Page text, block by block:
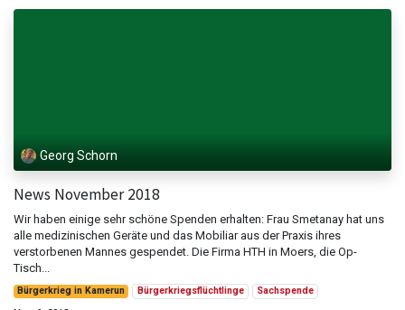
Georg Schorn
News November 2018
Wir haben einige sehr schöne Spenden erhalten: Frau Smetanay hat uns
alle medizinischen Geräte und das Mobiliar aus der Praxis ihres
verstorbenen Mannes gespendet. Die Firma HTH in Moers, die Op-
Tisch...
Bürgerkrieg in Kamerun Bürgerkriegsflüchtlinge
Sachspende